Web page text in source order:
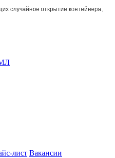
случайное открытие контейнера;
лист Вакансии